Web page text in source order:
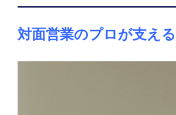
対面営業のプロが支える